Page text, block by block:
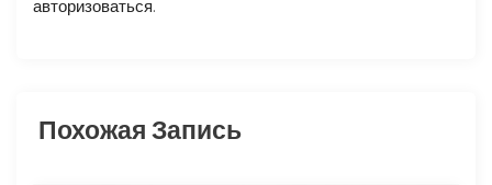
о
а
авторизоваться.
Похожая Запись